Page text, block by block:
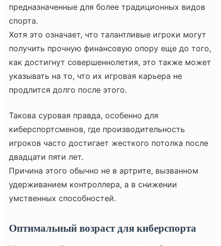
предназначенные для более традиционных видов
спорта.
Хотя это означает, что талантливые игроки могут
получить прочную финансовую опору еще до того,
как достигнут совершеннолетия, это также может
указывать на то, что их игровая карьера не
продлится долго после этого.
Такова суровая правда, особенно для
киберспортсменов, где производительность
игроков часто достигает жесткого потолка после
двадцати пяти лет.
Причина этого обычно не в артрите, вызванном
удерживанием контроллера, а в снижении
умственных способностей.
Оптимальный возраст для киберспорта